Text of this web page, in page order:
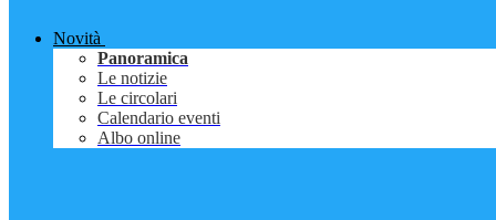
Novità
Panoramica
Le notizie
Le circolari
Calendario eventi
Albo online